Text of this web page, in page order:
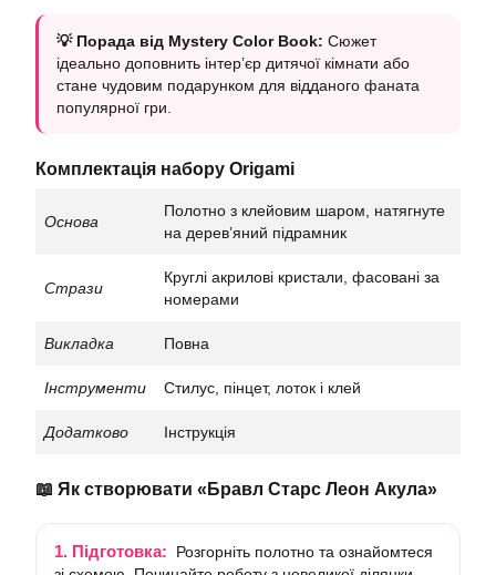
💡 Порада від Mystery Color Book: Сюжет
ідеально доповнить інтер’єр дитячої кімнати або
стане чудовим подарунком для відданого фаната
популярної гри.
Комплектація набору Origami
Основа
Полотно з клейовим шаром, натягнуте
на деревʼяний підрамник
Стрази
Круглі акрилові кристали, фасовані за
номерами
Викладка Повна
Інструменти Стилус, пінцет, лоток і клей
Додатково Інструкція
📖 Як створювати «Бравл Старс Леон Акула»
1. Підготовка:
Розгорніть полотно та ознайомтеся